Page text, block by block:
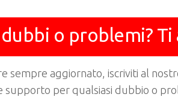
dubbi o problemi?
sempre aggiornato, iscriviti al
supporto per qualsiasi dubbio o